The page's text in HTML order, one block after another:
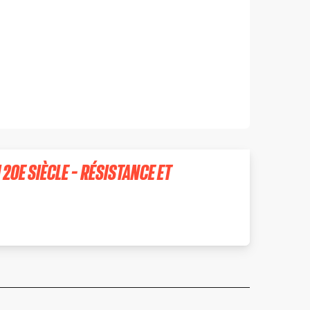
SIÈCLE - RÉSISTANCE ET